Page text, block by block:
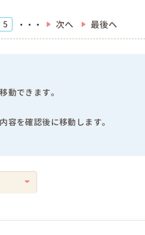
5 ・・・ 次へ 最後へ
動できます。
容を確認後に移動します。